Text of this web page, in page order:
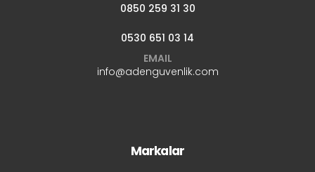
0850 259 31 30
0530 651 03 14
EMAIL
info@adenguvenlik.com
Markalar